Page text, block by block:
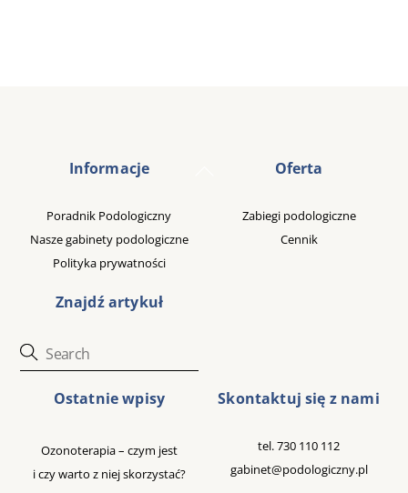
Informacje
Poradnik Podologiczny
Nasze gabinety podologiczne
Polityka prywatności
Znajdź artykuł
Oferta
Zabiegi podologiczne
Cennik
Ostatnie wpisy
Ozonoterapia – czym jest
i czy warto z niej skorzystać?
Skontaktuj się z nami
tel.730 110 112
gabinet@podologiczny.pl